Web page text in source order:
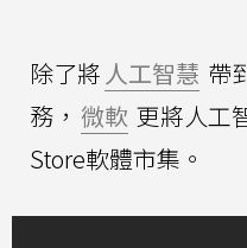
除了將 人工智慧 帶
務， 微軟 更將人工
Store軟體市集。